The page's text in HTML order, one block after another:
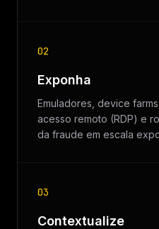
02
Exponha
Emuladores, device
acesso remoto (RDP) e
da fraude em escala
03
Contextualize